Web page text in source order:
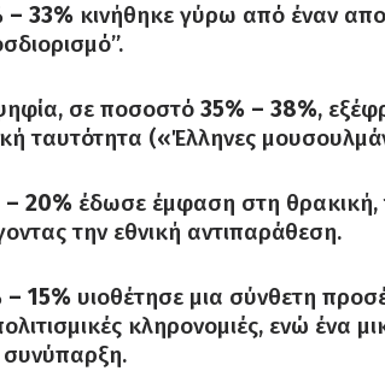
– 33% κινήθηκε γύρω από έναν
σε ποσοστό 35% – 38%,
ταυτότητα («Έλληνες
– 20% έδωσε έμφαση στη θρακική,
την εθνική αντιπαράθεση.
– 15% υιοθέτησε μια σύνθετη
κληρονομιές, ενώ ένα
συνύπαρξη.